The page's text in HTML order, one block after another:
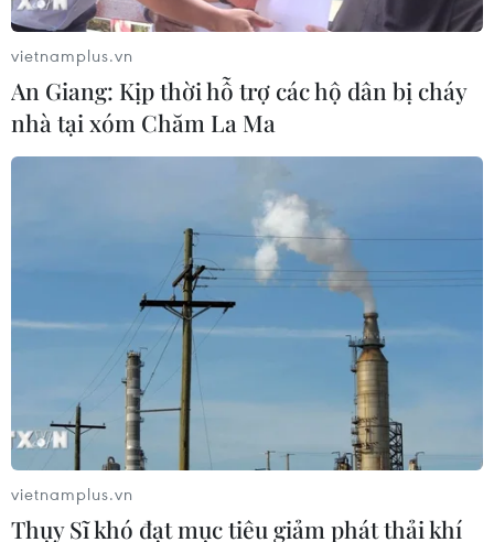
Boko Haram đã tấn công một căn cứ quân sự tại Đông
Bắc Nigeria gần biên giới với Niger, sát hại các binh sỹ
và cướp đi nhiều vũ khí.
Nigeria: 3 kẻ đánh bom liều chết, ít nhất
30 người thiệt mạng
vietnamplus.vn
An Giang: Kịp thời hỗ trợ các hộ dân bị cháy
nhà tại xóm Chăm La Ma
vietnamplus.vn
Thụy Sĩ khó đạt mục tiêu giảm phát thải khí